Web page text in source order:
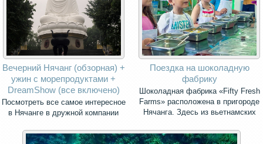
Вечерний Нячанг (обзорная) +
ужин с морепродуктами +
DreamShow (все включено)
Посмотреть все самое интересное
в Нячанге в дружной компании
Поездка на шоколадную
фабрику
Шоколадная фабрика «Fifty Fresh
Farms» расположена в пригороде
Нячанга. Здесь из вьетнамских
шоколад высочайшего качества.